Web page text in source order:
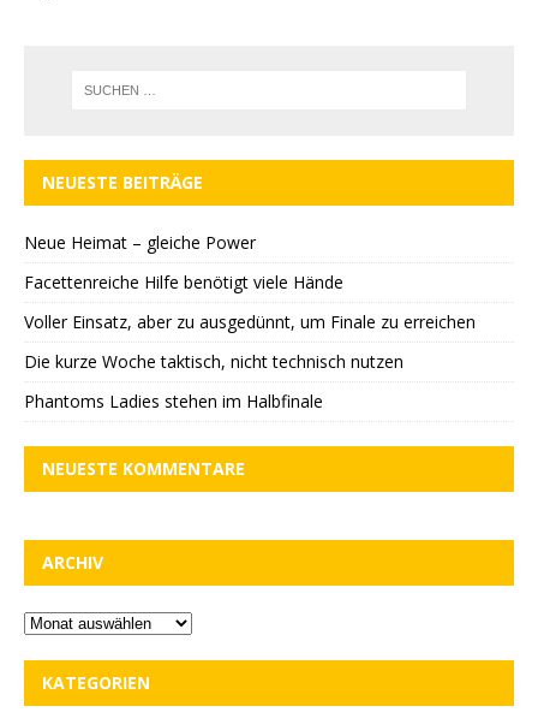
NEUESTE BEITRÄGE
Neue Heimat – gleiche Power
Facettenreiche Hilfe benötigt viele Hände
Voller Einsatz, aber zu ausgedünnt, um Finale zu erreichen
Die kurze Woche taktisch, nicht technisch nutzen
Phantoms Ladies stehen im Halbfinale
NEUESTE KOMMENTARE
ARCHIV
KATEGORIEN